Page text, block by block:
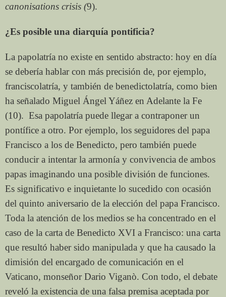
canonisations crisis (9).
¿Es posible una diarquía pontificia?
La papolatría no existe en sentido abstracto: hoy en día
se debería hablar con más precisión de, por ejemplo,
franciscolatría, y también de benedictolatría, como bien
ha señalado Miguel Ángel Yáñez en Adelante la Fe
(10). Esa papolatría puede llegar a contraponer un
pontífice a otro. Por ejemplo, los seguidores del papa
Francisco a los de Benedicto, pero también puede
conducir a intentar la armonía y convivencia de ambos
papas imaginando una posible división de funciones.
Es significativo e inquietante lo sucedido con ocasión
del quinto aniversario de la elección del papa Francisco.
Toda la atención de los medios se ha concentrado en el
caso de la carta de Benedicto XVI a Francisco: una carta
que resultó haber sido manipulada y que ha causado la
dimisión del encargado de comunicación en el
Vaticano, monseñor Dario Viganò. Con todo, el debate
reveló la existencia de una falsa premisa aceptada por